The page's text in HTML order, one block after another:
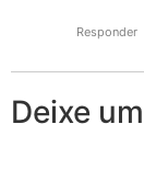
Responder
Deixe